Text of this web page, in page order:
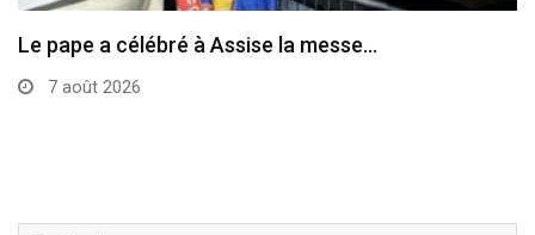
Le pape a célébré à Assise la messe…
7 août 2026